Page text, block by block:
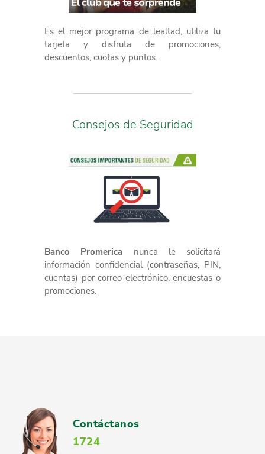
Es el mejor programa de lealtad, utiliza tu
tarjeta y disfruta de promociones,
descuentos, cuotas y puntos.
Consejos de Seguridad
Banco Promerica nunca le solicitará
información confidencial (contraseñas, PIN,
cuentas) por correo electrónico, encuestas o
promociones.
Contáctanos
1724